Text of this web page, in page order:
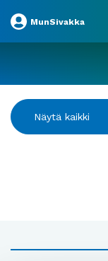
MunSivakka
Näytä kaikki